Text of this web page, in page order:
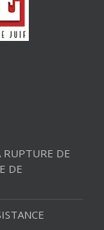
RUPTURE DE
DE